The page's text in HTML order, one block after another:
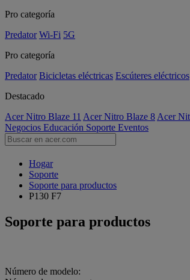
Pro categoría
Predator Wi-Fi 5G
Pro categoría
Predator Bicicletas eléctricas Escúteres eléctricos
Destacado
Acer Nitro Blaze 11 Acer Nitro Blaze 8 Acer
Negocios Educación Soporte Eventos
Hogar
Soporte
Soporte para productos
P130 F7
Soporte para productos
Número de modelo: